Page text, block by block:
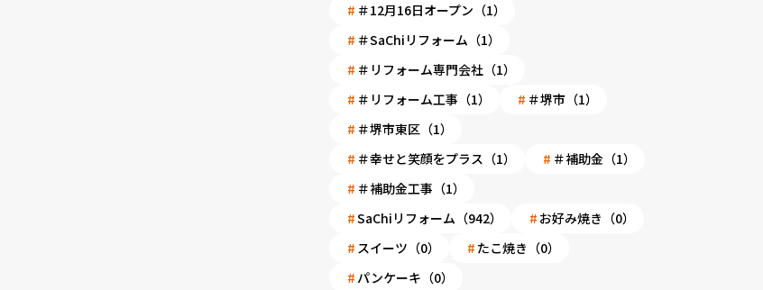
＃12月16日オープン（1）
＃SaChiリフォーム（1）
＃リフォーム専門会社（1）
＃リフォーム工事（1）
＃堺市（1）
＃堺市東区（1）
＃幸せと笑顔をプラス（1）
＃補助金（1）
＃補助金工事（1）
SaChiリフォーム（942）
お好み焼き（0）
スイーツ（0）
たこ焼き（0）
パンケーキ（0）